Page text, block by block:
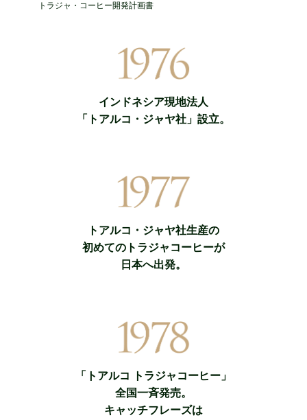
トラジャ・コーヒー開発計画書
インドネシア現地法人
「トアルコ・ジャヤ社」設立。
トアルコ・ジャヤ社生産の
初めてのトラジャコーヒーが
日本へ出発。
「トアルコ トラジャコーヒー」
全国一斉発売。
キャッチフレーズは